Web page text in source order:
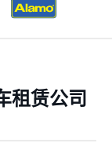
租赁公司